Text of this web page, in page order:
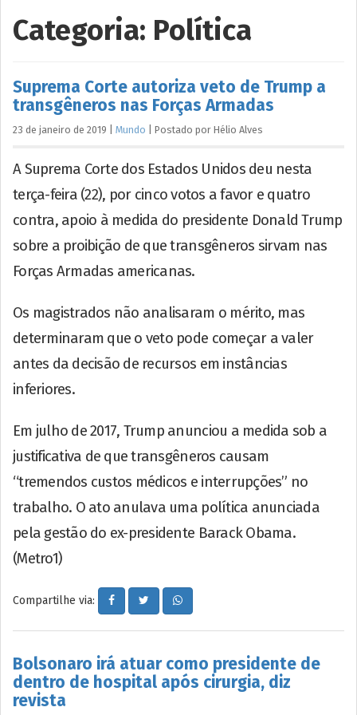
Categoria: Política
Suprema Corte autoriza veto de Trump a
transgêneros nas Forças Armadas
23 de janeiro de 2019 Mundo Postado por Hélio Alves
A Suprema Corte dos Estados Unidos deu nesta
terça-feira (22), por cinco votos a favor e quatro
contra, apoio à medida do presidente Donald Trump
sobre a proibição de que transgêneros sirvam nas
Forças Armadas americanas.
Os magistrados não analisaram o mérito, mas
determinaram que o veto pode começar a valer
antes da decisão de recursos em instâncias
inferiores.
Em julho de 2017, Trump anunciou a medida sob a
justificativa de que transgêneros causam
“tremendos custos médicos e interrupções” no
trabalho. O ato anulava uma política anunciada
pela gestão do ex-presidente Barack Obama.
(Metro1)
Compartilhe via:
Bolsonaro irá atuar como presidente de
dentro de hospital após cirurgia, diz
revista